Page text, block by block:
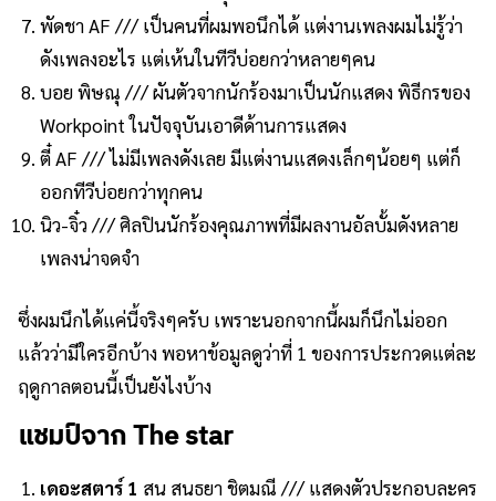
พัดชา AF /// เป็นคนที่ผมพอนึกได้ แต่งานเพลงผมไม่รู้ว่า
ดังเพลงอะไร แต่เห้นในทีวีบ่อยกว่าหลายๆคน
บอย พิษณุ /// ผันตัวจากนักร้องมาเป็นนักแสดง พิธีกรของ
Workpoint ในปัจจุบันเอาดีด้านการแสดง
ตี๋ AF /// ไม่มีเพลงดังเลย มีแต่งานแสดงเล็กๆน้อยๆ แต่ก็
ออกทีวีบ่อยกว่าทุกคน
นิว-จิ๋ว /// ศิลปินนักร้องคุณภาพที่มีผลงานอัลบั้มดังหลาย
เพลงน่าจดจำ
ซึ่งผมนึกได้แค่นี้จริงๆครับ เพราะนอกจากนี้ผมก็นึกไม่ออก
แล้วว่ามีใครอีกบ้าง พอหาข้อมูลดูว่าที่ 1 ของการประกวดแต่ละ
ฤดูกาลตอนนี้เป็นยังไงบ้าง
แชมป์จาก The star
เดอะสตาร์ 1 สน สนธยา ชิตมณี /// แสดงตัวประกอบละคร